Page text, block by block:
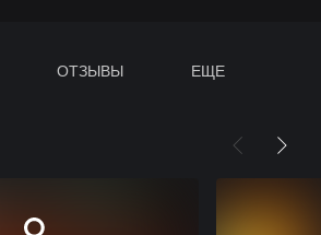
ОТЗЫВЫ ЕЩЕ